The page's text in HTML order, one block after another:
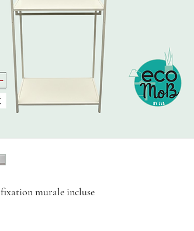
fixation murale incluse